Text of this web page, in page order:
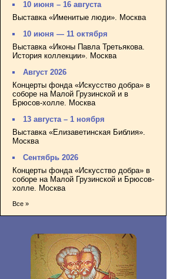
10 июня – 16 августа
Выставка «Именитые люди». Москва
10 июня — 11 октября
Выставка «Иконы Павла Третьякова.
История коллекции». Москва
Август 2026
Концерты фонда «Искусство добра» в
соборе на Малой Грузинской и в
Брюсов-холле. Москва
13 августа – 1 ноября
Выставка «Елизаветинская Библия».
Москва
Сентябрь 2026
Концерты фонда «Искусство добра» в
соборе на Малой Грузинской и Брюсов-
холле. Москва
Все »